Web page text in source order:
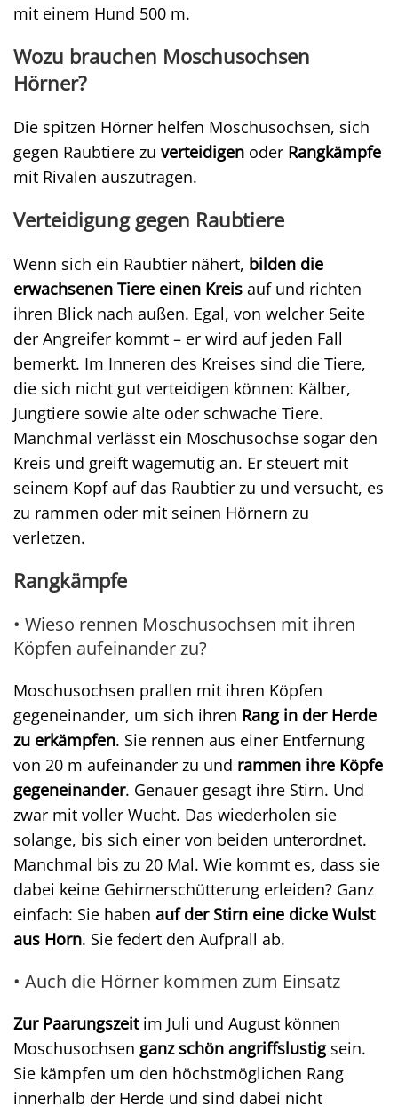
mit einem Hund 500 m.
Wozu brauchen Moschusochsen
Hörner?
Die spitzen Hörner helfen Moschusochsen, sich
gegen Raubtiere zu verteidigen oder Rangkämpfe
mit Rivalen auszutragen.
Verteidigung gegen Raubtiere
Wenn sich ein Raubtier nähert, bilden die
erwachsenen Tiere einen Kreis auf und richten
ihren Blick nach außen. Egal, von welcher Seite
der Angreifer kommt – er wird auf jeden Fall
bemerkt. Im Inneren des Kreises sind die Tiere,
die sich nicht gut verteidigen können: Kälber,
Jungtiere sowie alte oder schwache Tiere.
Manchmal verlässt ein Moschusochse sogar den
Kreis und greift wagemutig an. Er steuert mit
seinem Kopf auf das Raubtier zu und versucht, es
zu rammen oder mit seinen Hörnern zu
verletzen.
Rangkämpfe
• Wieso rennen Moschusochsen mit ihren
Köpfen aufeinander zu?
Moschusochsen prallen mit ihren Köpfen
gegeneinander, um sich ihren Rang in der Herde
zu erkämpfen. Sie rennen aus einer Entfernung
von 20 m aufeinander zu und rammen ihre Köpfe
gegeneinander. Genauer gesagt ihre Stirn. Und
zwar mit voller Wucht. Das wiederholen sie
solange, bis sich einer von beiden unterordnet.
Manchmal bis zu 20 Mal. Wie kommt es, dass sie
dabei keine Gehirnerschütterung erleiden? Ganz
einfach: Sie haben auf der Stirn eine dicke Wulst
aus Horn. Sie federt den Aufprall ab.
• Auch die Hörner kommen zum Einsatz
Zur Paarungszeitim Juli und August können
Moschusochsen ganz schön angriffslustigsein.
Sie kämpfen um den höchstmöglichen Rang
innerhalb der Herde und sind dabei nicht